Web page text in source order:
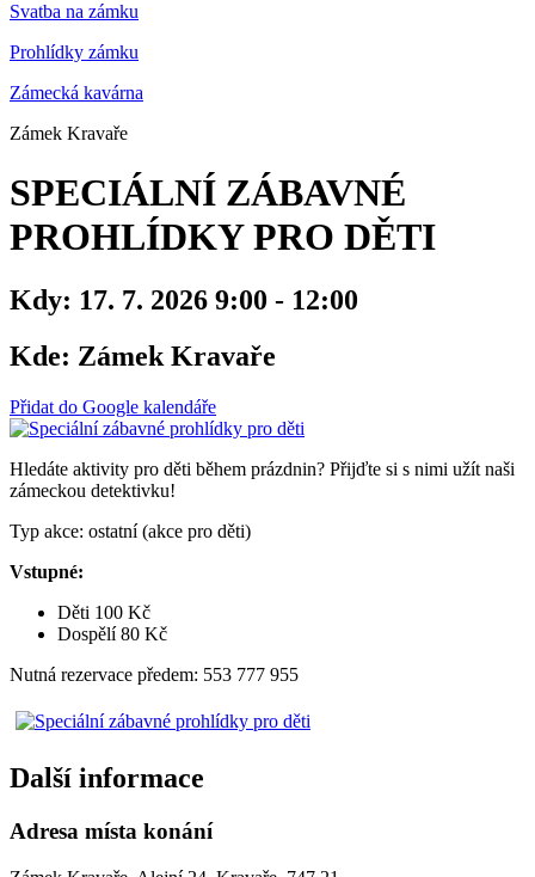
Svatba na zámku
Prohlídky zámku
Zámecká kavárna
Zámek Kravaře
SPECIÁLNÍ ZÁBAVNÉ
PROHLÍDKY PRO DĚTI
Kdy: 17. 7. 2026 9:00 - 12:00
Kde: Zámek Kravaře
Přidat do Google kalendáře
Hledáte aktivity pro děti během prázdnin? Přijďte si s nimi užít naši
zámeckou detektivku!
Typ akce: ostatní (akce pro děti)
Vstupné:
Děti 100 Kč
Dospělí 80 Kč
Nutná rezervace předem: 553 777 955
Další informace
Adresa místa konání